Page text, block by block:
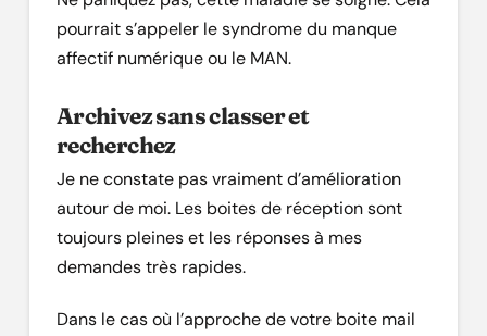
pourrait s’appeler le syndrome du manque
affectif numérique ou le MAN.
Archivez sans classer et
recherchez
Je ne constate pas vraiment d’amélioration
autour de moi. Les boites de réception sont
toujours pleines et les réponses à mes
demandes très rapides.
Dans le cas où l’approche de votre boite mail